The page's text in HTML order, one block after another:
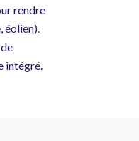
rendre
éolien).
intégré.